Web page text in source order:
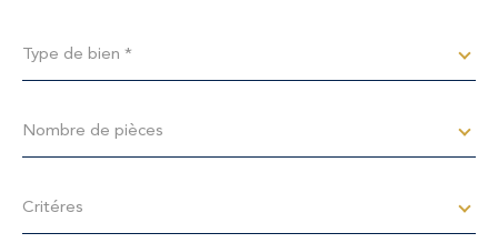
de
bien
*
Type de bien *
de
Nombre de pièces
Critéres